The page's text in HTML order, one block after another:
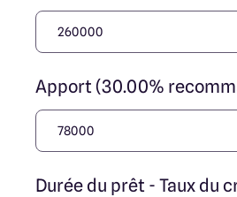
Apport (30.00%
Durée du prêt - Taux du